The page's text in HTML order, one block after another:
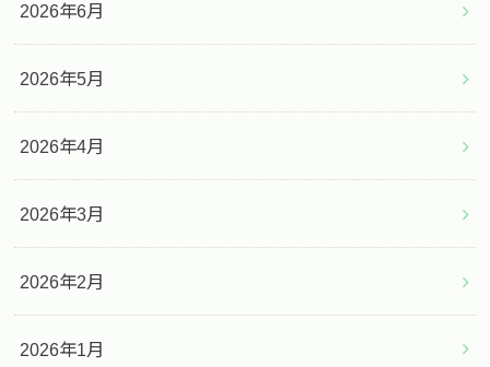
2026年6月
2026年5月
2026年4月
2026年3月
2026年2月
2026年1月